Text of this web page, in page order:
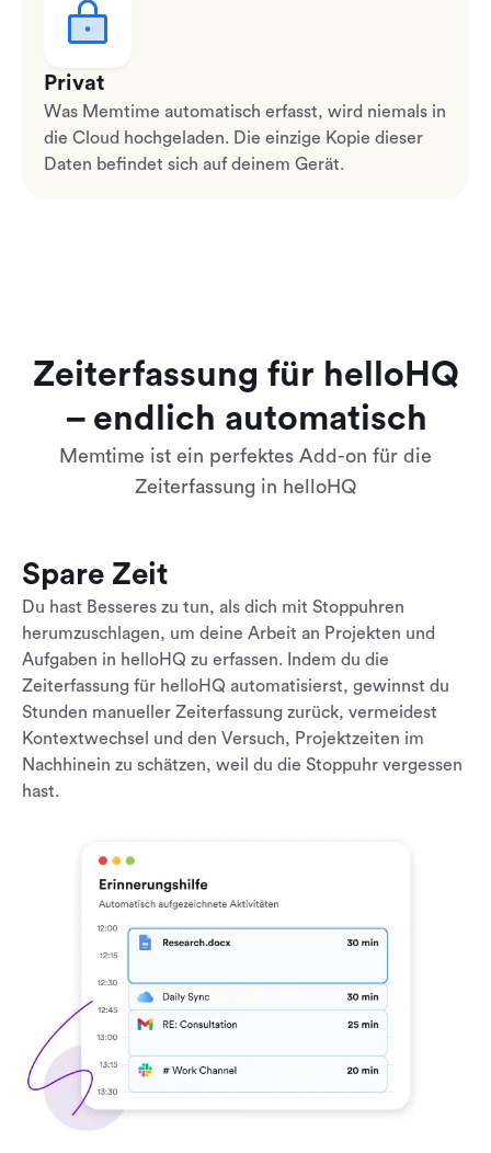
Privat
Was Memtime automatisch erfasst, wird niemals in
die Cloud hochgeladen. Die einzige Kopie dieser
Daten befindet sich auf deinem Gerät.
Zeiterfassung für helloHQ
– endlich automatisch
Memtime ist ein perfektes Add-on für die
Zeiterfassung in helloHQ
Spare Zeit
Du hast Besseres zu tun, als dich mit Stoppuhren
herumzuschlagen, um deine Arbeit an Projekten und
Aufgaben in helloHQ zu erfassen. Indem du die
Zeiterfassung für helloHQ automatisierst, gewinnst du
Stunden manueller Zeiterfassung zurück, vermeidest
Kontextwechsel und den Versuch, Projektzeiten im
Nachhinein zu schätzen, weil du die Stoppuhr vergessen
hast.